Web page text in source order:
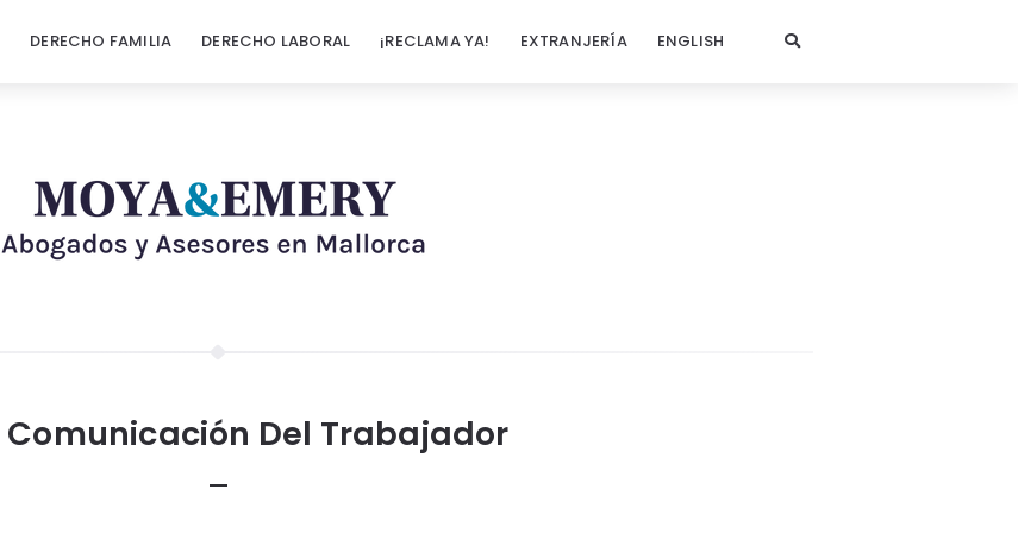
DERECHO FAMILIA DERECHO LABORAL ¡RECLAMA YA! EXTRANJERÍA ENGLISH
Comunicación Del Trabajador